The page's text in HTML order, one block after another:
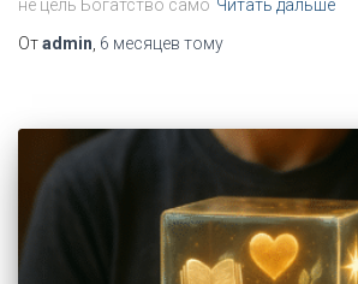
не цель Богатство само Читать дальше
Отadmin 6 месяцев тому